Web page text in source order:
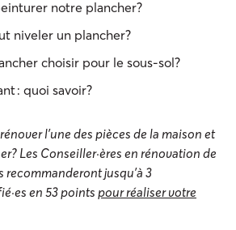
notre plancher?
niveler un plancher?
choisir pour le sous-sol?
: quoi savoir?
l’une des pièces de la maison et
Les Conseiller·ères en rénovation de
recommanderont jusqu’à 3
en 53 points pour réaliser votre